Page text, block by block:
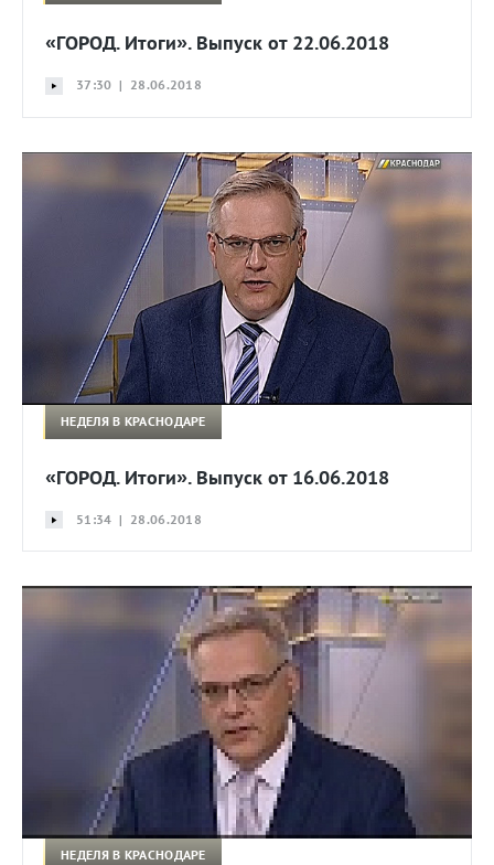
«ГОРОД. Итоги». Выпуск от 22.06.2018
37:30 | 28.06.2018
НЕДЕЛЯ В КРАСНОДАРЕ
«ГОРОД. Итоги». Выпуск от 16.06.2018
51:34 | 28.06.2018
НЕДЕЛЯ В КРАСНОДАРЕ